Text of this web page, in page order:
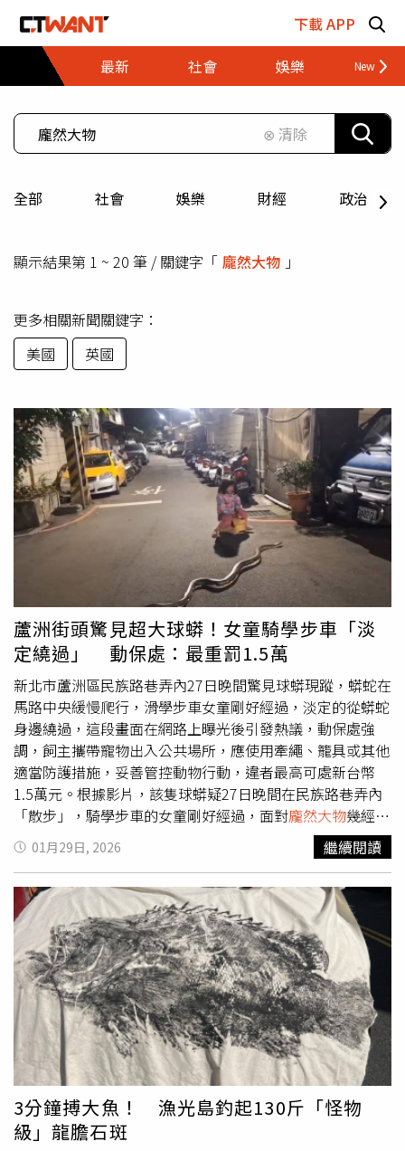
下載 APP
最新
社會 娛樂 財經
⊗ 清除
全部 社會 娛樂 財經 政治
顯示結果第 1 ~ 20 筆 / 關鍵字「 龐然大物 」
更多相關新聞關鍵字：
美國
英國
蘆洲街頭驚見超大球蟒！女童騎學步車「淡
定繞過」 動保處：最重罰1.5萬
新北市蘆洲區民族路巷弄內27日晚間驚見球蟒現蹤，蟒蛇在
馬路中央緩慢爬行，滑學步車女童剛好經過，淡定的從蟒蛇
身邊繞過，這段畫面在網路上曝光後引發熱議，動保處強
調，飼主攜帶寵物出入公共場所，應使用牽繩、籠具或其他
適當防護措施，妥善管控動物行動，違者最高可處新台幣
1.5萬元。根據影片，該隻球蟒疑27日晚間在民族路巷弄內
「散步」，騎學步車的女童剛好經過，面對龐然大物幾經猶
豫後，還是淡定的從球蟒旁離開，畫面曝光後也引發熱議。
蘆洲分局表示，單憑影片無法辨別是否為飼主或是野生，
《道路交通管理處罰條例》第84條「疏縱或牽繫動物在道路
奔走，妨害交通者」，處飼主或行為人新台幣300元以上，
600元以下罰鍰。新北動保處則說，依《新北市動物保護自
治條例》第7條規定，飼主攜帶寵物出入公共場所，應使用
牽繩、籠具或其他適當防護措施，妥善管控動物行動，若查
證未依規定辦理，最高可處1萬5000元罰鍰，應呼籲飼主善
盡管理責任，避免影響公共安全，民眾如有發現類似情形，
可即時通報1959交由動保處處理。
01月29日, 2026 繼續閱讀
3分鐘搏大魚！ 漁光島釣起130斤「怪物
級」龍膽石斑